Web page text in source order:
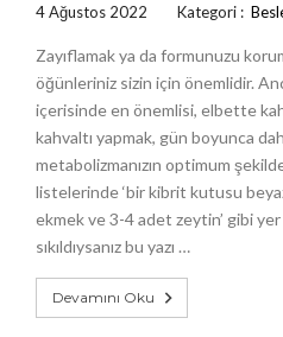
4 Ağustos 2022 Kategori :
Zayıflamak ya da formunuzu
öğünleriniz sizin için önemlidir.
içerisinde en önemlisi, elbette
kahvaltı yapmak, gün boyunca
metabolizmanızın optimum
listelerinde ‘bir kibrit kutusu
ekmek ve 3-4 adet zeytin’ gibi
sıkıldıysanız bu yazı …
Devamını Oku